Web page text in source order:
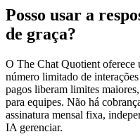
Posso usar a
de graça?
O The Chat Quotient
número limitado de
pagos liberam limites
para equipes. Não há
assinatura mensal fixa,
IA gerenciar.